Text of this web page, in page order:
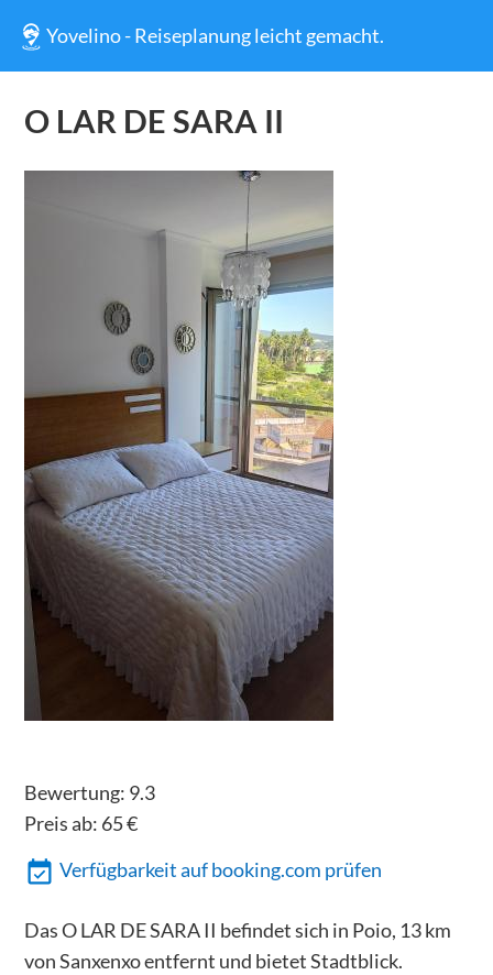
Yovelino - Reiseplanung leicht gemacht.
O LAR DE SARA II
Bewertung: 9.3
Preis ab: 65€
Verfügbarkeit auf booking.com prüfen
Das O LAR DE SARA II befindet sich in Poio, 13 km
von Sanxenxo entfernt und bietet Stadtblick.